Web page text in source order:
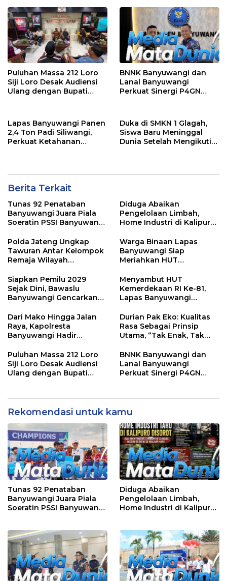
Masyarakat
Puluhan Massa 212 Loro
Siji Loro Desak Audiensi
Ulang dengan Bupati
Pasir
BNNK Banyuwangi dan
Lanal Banyuwangi
Perkuat Sinergi P4GN
Lapas Banyuwangi Panen
2,4 Ton Padi Siliwangi,
Perkuat Ketahanan
Duka di SMKN 1 Glagah,
Siswa Baru Meninggal
Dunia Setelah Mengikuti
Berita Terkait
Tunas 92 Penataban
Banyuwangi Juara Piala
Soeratin PSSI Banyuwangi
Diduga Abaikan
Pengelolaan Limbah,
Home Industri di Kalipuro
Menyengat hingga Suara
Mesin di Malam Hari
Polda Jateng Ungkap
Tawuran Antar Kelompok
Remaja Wilayah
Tersangka dan 17 DPO
Warga Binaan Lapas
Banyuwangi Siap
Meriahkan HUT
dengan Berbagai
Perlombaan
Siapkan Pemilu 2029
Sejak Dini, Bawaslu
Banyuwangi Gencarkan
Penguatan SDM
Menyambut HUT
Kemerdekaan RI Ke-81,
Lapas Banyuwangi
Donor Darah
Dari Mako Hingga Jalan
Raya, Kapolresta
Banyuwangi Hadir
dan Keselamatan
Masyarakat
Durian Pak Eko: Kualitas
Rasa Sebagai Prinsip
Utama, “Tak Enak, Tak
Puluhan Massa 212 Loro
Siji Loro Desak Audiensi
Ulang dengan Bupati
Pasir
BNNK Banyuwangi dan
Lanal Banyuwangi
Perkuat Sinergi P4GN
Rekomendasi untuk kamu
Tunas 92 Penataban
Banyuwangi Juara Piala
Soeratin PSSI Banyuwangi
Diduga Abaikan
Pengelolaan Limbah,
Home Industri di Kalipuro
Mesin di Malam Hari